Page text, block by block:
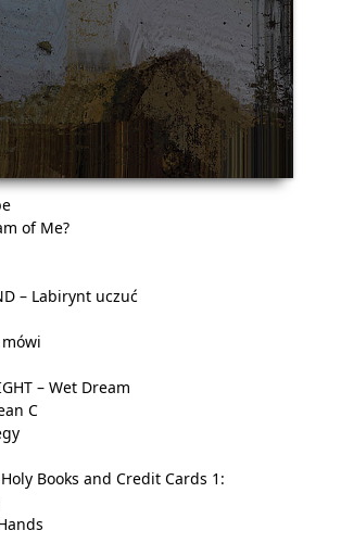
of Me?
– Labirynt uczuć
– Wet Dream
C
Holy Books and Credit Cards 1: